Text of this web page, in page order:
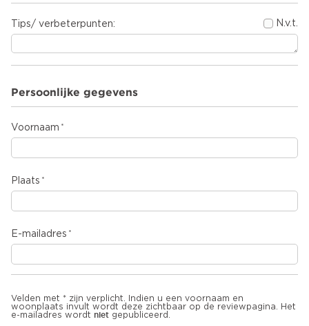
Tips/ verbeterpunten: N.v.t.
Persoonlijke gegevens
Voornaam
Plaats
E-mailadres
Velden met * zijn verplicht. Indien u een voornaam en
woonplaats invult wordt deze zichtbaar op de reviewpagina. Het
e-mailadres wordt niet gepubliceerd.